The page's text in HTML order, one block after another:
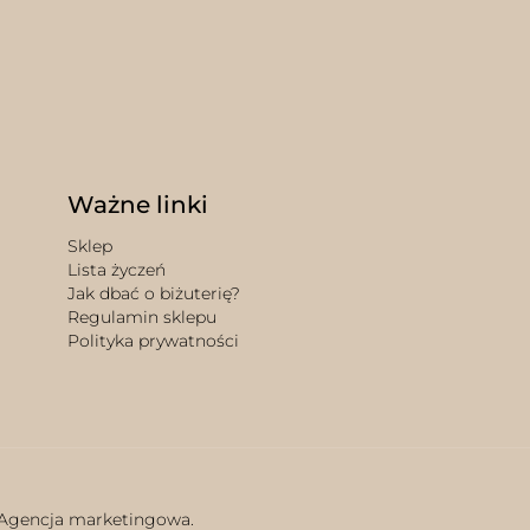
Ważne linki
Sklep
Lista życzeń
Jak dbać o biżuterię?
Regulamin sklepu
Polityka prywatności
marketingowa.